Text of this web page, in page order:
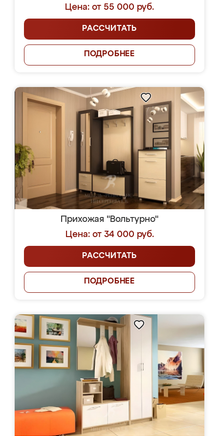
Цена: от 55 000 руб.
РАССЧИТАТЬ
ПОДРОБНЕЕ
Прихожая "Вольтурно"
Цена: от 34 000 руб.
РАССЧИТАТЬ
ПОДРОБНЕЕ